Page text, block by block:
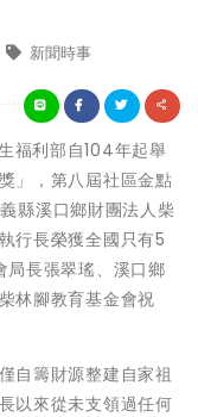
新聞時事
福利部自104年起舉
」，第八屆社區金點
縣溪口鄉財團法人柴
行長榮獲全國只有5
局長張翠瑤、溪口鄉
林腳教育基金會祝
自籌財源整建自家祖
以來從未支領過任何